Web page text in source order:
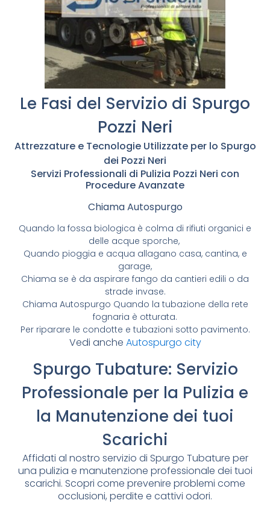
Le Fasi del Servizio di Spurgo
Pozzi Neri
Attrezzature e Tecnologie Utilizzate per lo Spurgo
dei Pozzi Neri
Servizi Professionali di Pulizia Pozzi Neri con
Procedure Avanzate
Chiama Autospurgo
Quando la fossa biologica è colma di rifiuti organici e
delle acque sporche,
Quando pioggia e acqua allagano casa, cantina, e
garage,
Chiama se è da aspirare fango da cantieri edili o da
strade invase.
Chiama Autospurgo Quando la tubazione della rete
fognaria è otturata.
Per riparare le condotte e tubazioni sotto pavimento.
Vedi anche Autospurgo city
Spurgo Tubature: Servizio
Professionale per la Pulizia e
la Manutenzione dei tuoi
Scarichi
Affidati al nostro servizio di Spurgo Tubature per
una pulizia e manutenzione professionale dei tuoi
scarichi. Scopri come prevenire problemi come
occlusioni, perdite e cattivi odori.